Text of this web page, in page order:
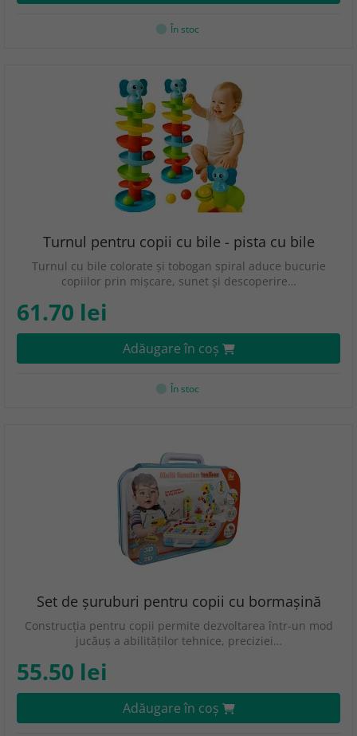
În stoc
Turnul pentru copii cu bile - pista cu bile
Turnul cu bile colorate și tobogan spiral aduce bucurie
copiilor prin mișcare, sunet și descoperire…
61.70 lei
Adăugare în coş
În stoc
Set de șuruburi pentru copii cu bormașină
Construcția pentru copii permite dezvoltarea într-un mod
jucăuș a abilităților tehnice, preciziei…
55.50 lei
Adăugare în coş